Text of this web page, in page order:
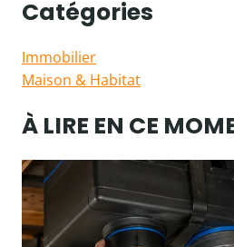
Catégories
Immobilier
Maison & Habitat
À LIRE EN CE